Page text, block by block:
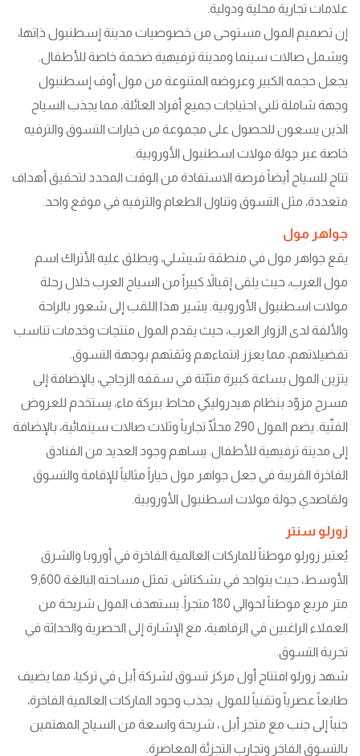
علامات تجارية محلية ودولية.
إن تصميم المول مستوحى من خصوصيات مدينة إسطنبول ذاتها،
ويشمل صالات سينما ومدينة ترفيهية ضخمة خاصة للأطفال.
يجعل حجمه الكبير وعروضه المتنوعة من مول أوف إسطنبول
وجهة شاملة تلبي احتياجات جميع أفراد العائلة، مما يجذب السياح
الذين يسعون للحصول على مجموعة من خيارات التسوق والترفيه
خاصة عبر جولة مولات اسطنبول الأوروبية.
تتاح للسياح أيضاً فرصة الاستفادة من الوقت المحدد لتحقيق أهداف
متعددة، مثل التسوق وتناول الطعام والترفيه في موقع واحد.
جواهر مول
يقع جواهر مول في منطقة شيشلي، ويطلق عليه الأتراك اسم
مول العرب، حيث يلقى إقبالاً كبيراً من السياح العرب خلال رحلة
مولات اسطنبول الأوروبية. يشير هذا اللقب إلى شعور بالراحة
والألفة لدى الزوار العرب، حيث يقدم المول منتجات وخدمات تناسب
تفضيلاتهم، مما يعزز انتماءهم وثقتهم بوجهة التسوق.
يتزين المول بساعة كبيرة مثبّتة في سقفه الزجاجي، بالإضافة إلى
مسرح مزوّد بنظام هيدروليكي محاط ببركة ماء، يستخدم للعروض
الفنّية. يضم المول 290 محلّاً تجارياً وثلاث صالات سينمائية، بالإضافة
إلى مدينة ترفيهية للأطفال. يساهم وجود العديد من الفنادق
الفاخرة القريبة في جعل جواهر مول خياراً مثالياً للإقامة والتسوق
ولقاصدي جولة مولات اسطنبول الأوروبية.
زورلو سنتر
يُعتبر زورلو موطناً للماركات العالمية الفاخرة في أوروبا والشرق
الأوسط، حيث يتواجد في بشكتاش. تمثل مساحته البالغة 9,600
متر مربع موطناً لحوالي 180 متجراً. يستهدف المول شريحة من
العملاء الراغبين في الرفاهية، مع الإشارة إلى الحصرية والحداثة في
تجربة التسوق.
شهد زورلو افتتاح أول مركز تسوق لشركة أبل في تركيا، مما يضيف
طابعاً عصرياً وتقنياً للمول. يجذب وجود الماركات العالمية الفاخرة،
جنباً إلى جنب مع متجر أبل ، شريحة واسعة من السياح المهتمين
بالتسوق الفاخر وتجارب التجزئة المعاصرة.